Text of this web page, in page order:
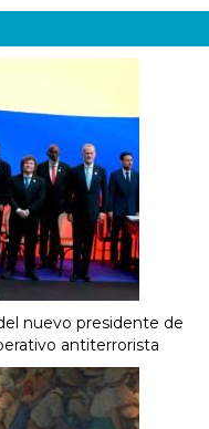
nuevo presidente de
antiterrorista